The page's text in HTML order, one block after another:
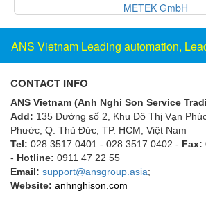
Eaton
EBMPAPST
ECKERLE
Ecom-EX
ECONEX
Edward
EES
EGE Elektronik
METEK GmbH
ANS Vietnam Leading automation,
CONTACT INFO
ANS Vietnam (Anh Nghi Son Service
Add: 135 Đường số 2, Khu Đô Thị Vạn
Phước, Q. Thủ Đức, TP. HCM , Việt Nam
Tel: 028 3517 0401 - 028 3517 0402 - Fax:
- Hotline: 0911 47 22 55
Email: support@ansgroup.asia;
Website: anhnghison.com